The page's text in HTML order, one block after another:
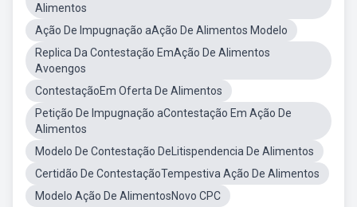
Alimentos
Ação De Impugnação aAção De Alimentos Modelo
Replica Da Contestação EmAção De Alimentos
Avoengos
ContestaçãoEm Oferta De Alimentos
Petição De Impugnação aContestação Em Ação De
Alimentos
Modelo De Contestação DeLitispendencia De Alimentos
Certidão De ContestaçãoTempestiva Ação De Alimentos
Modelo Ação De AlimentosNovo CPC